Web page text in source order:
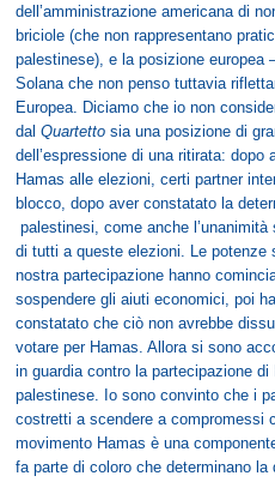
dell’amministrazione americana di
briciole (che non rappresentano
palestinese), e la posizione
Solana che non penso tuttavia
Europea. Diciamo che io non
dalQuartetto sia una posizione di
dell’espressione di una ritirata:
Hamas alle elezioni, certi partner
blocco, dopo aver constatato la
palestinesi, come anche
di tutti a queste elezioni. Le potenze
nostra partecipazione hanno
sospendere gli aiuti economici, poi
constatato che ciò non avrebbe
votare per Hamas. Allora si sono
in guardia contro la partecipazione
palestinese. Io sono convinto che i
costretti a scendere a compromessi
movimento Hamas è una
fa parte di coloro che determinano la